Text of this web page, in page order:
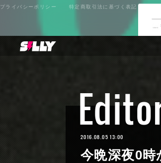
2016.08.05 13:00
今晩深夜0
プライバシーポリシー 特定商取引法に基づく表記